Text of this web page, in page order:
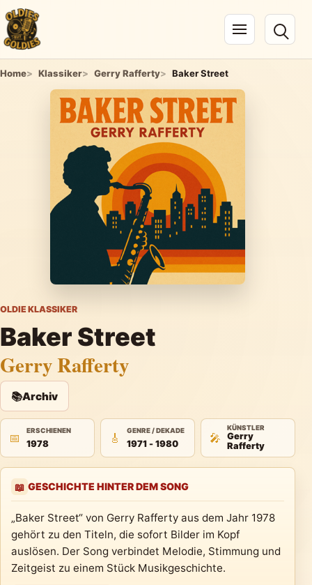
Navigation öffnen
Home Klassiker Gerry Rafferty Baker Street
OLDIE KLASSIKER
Baker Street
Gerry Rafferty
📚Archiv
📅
ERSCHIENEN
1978 🎸
GENRE / DEKADE
1971 - 1980 🎤
KÜNSTLER
Gerry
Rafferty
📖 GESCHICHTE HINTER DEM SONG
„Baker Street“ von Gerry Rafferty aus dem Jahr 1978
gehört zu den Titeln, die sofort Bilder im Kopf
auslösen. Der Song verbindet Melodie, Stimmung und
Zeitgeist zu einem Stück Musikgeschichte.